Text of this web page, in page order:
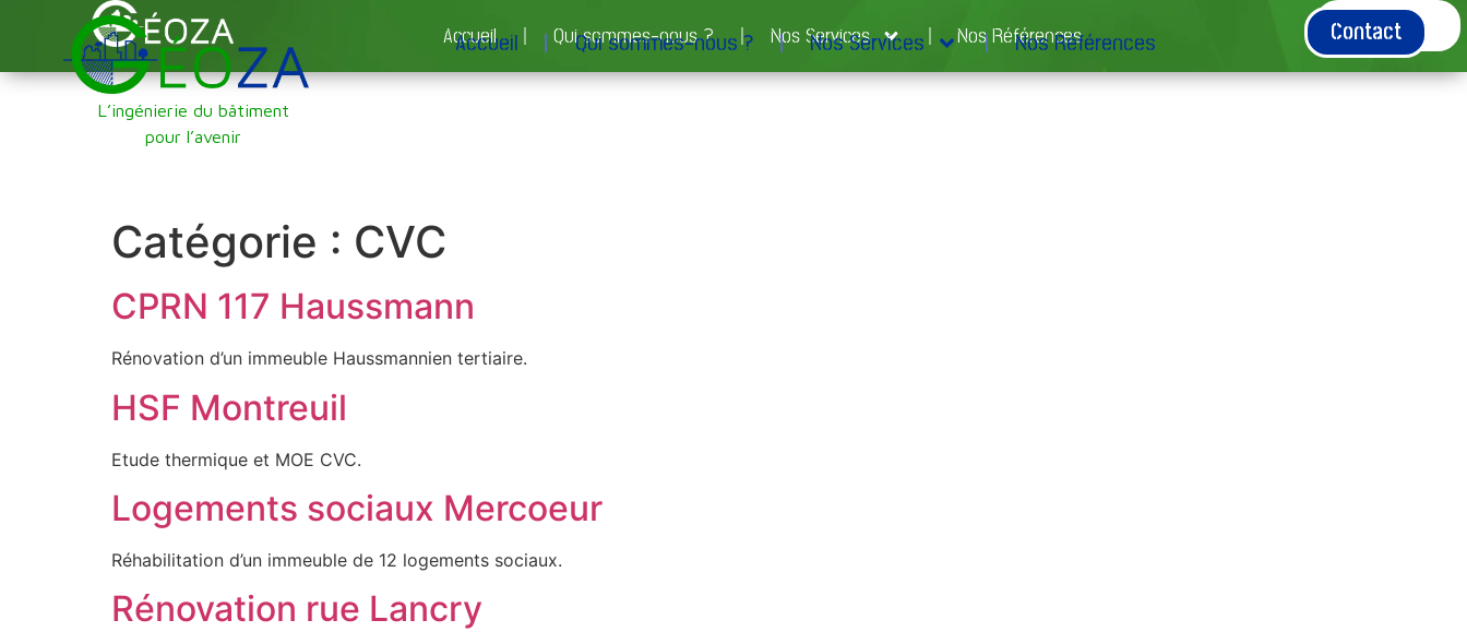
Accueil Qui sommes-nous ? Nos Services Nos Références Contact
L’ingénierie du bâtiment
pour l’avenir
Accueil Qui sommes-nous ? Nos Services Nos Références Contact
Catégorie : CVC
CPRN 117 Haussmann
Rénovation d’un immeuble Haussmannien tertiaire.
HSF Montreuil
Etude thermique et MOE CVC.
Logements sociaux Mercoeur
Réhabilitation d’un immeuble de 12 logements sociaux.
Rénovation rue Lancry